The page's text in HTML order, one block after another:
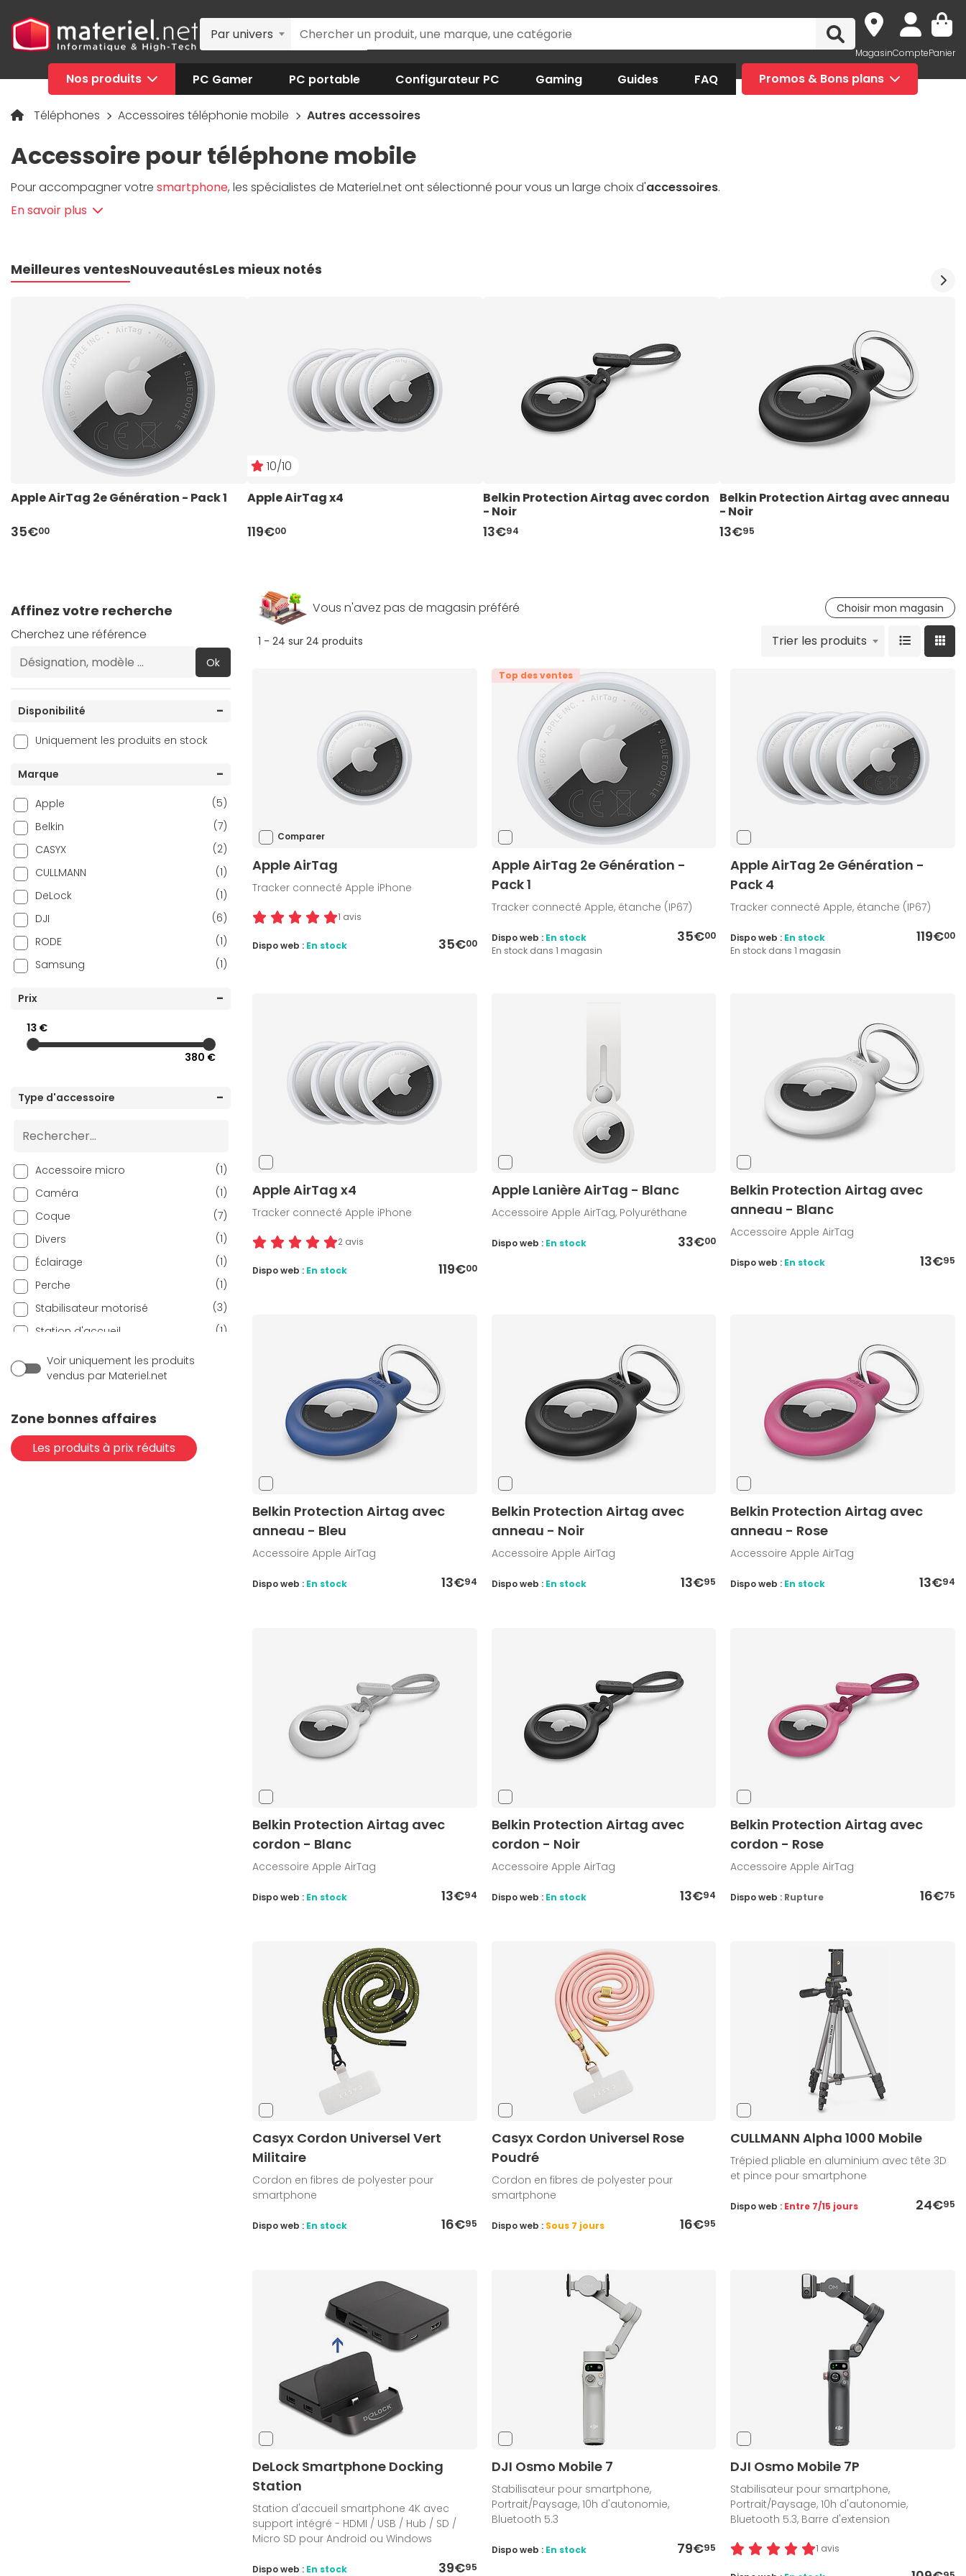
Par univers
MagasinComptePanier
Nos produits PC Gamer PC portable Configurateur PC Gaming Guides FAQ Promos & Bons plans
Téléphones Accessoires téléphonie mobile Autres accessoires
Accessoire pour téléphone mobile
Pour accompagner votre smartphone, les spécialistes de Materiel.net ont sélectionné pour vous un large choix d'accessoires.
En savoir plus
Meilleures ventesNouveautésLes mieux notés
Apple AirTag 2e Génération - Pack 1
35€00
10/10
Apple AirTag x4
119€00
Belkin Protection Airtag avec cordon
- Noir
13€94
Belkin Protection Airtag avec anneau
- Noir
13€95
Affinez votre recherche
Cherchez une référence
Ok
Disponibilité
Uniquement les produits en stock
Marque
Apple
(5)
Belkin
(7)
CASYX
(2)
CULLMANN
(1)
DeLock
(1)
DJI
(6)
RODE
(1)
Samsung
(1)
Prix
13 €
380 €
Type d'accessoire
Accessoire micro
(1)
Caméra
(1)
Coque
(7)
Divers
(1)
Éclairage
(1)
Perche
(1)
Stabilisateur motorisé
(3)
Station d'accueil
(1)
Support
Tracker
Voir uniquement les produits
vendus par Materiel.net
Zone bonnes affaires
Les produits à prix réduits
Vous n'avez pas de magasin préféré Choisir mon magasin
1 - 24 sur 24 produits Trier les produits
Comparer
Apple AirTag
Tracker connecté Apple iPhone
1 avis
35€00
Dispo web : En stock
Top des ventes
Apple AirTag 2e Génération -
Pack 1
Tracker connecté Apple, étanche (IP67)
35€00
Dispo web : En stock
En stock dans 1 magasin
Apple AirTag 2e Génération -
Pack 4
Tracker connecté Apple, étanche (IP67)
119€00
Dispo web : En stock
En stock dans 1 magasin
Apple AirTag x4
Tracker connecté Apple iPhone
2 avis
119€00
Dispo web : En stock
Apple Lanière AirTag - Blanc
Accessoire Apple AirTag, Polyuréthane
33€00
Dispo web : En stock
Belkin Protection Airtag avec
anneau - Blanc
Accessoire Apple AirTag
13€95
Dispo web : En stock
Belkin Protection Airtag avec
anneau - Bleu
Accessoire Apple AirTag
13€94
Dispo web : En stock
Belkin Protection Airtag avec
anneau - Noir
Accessoire Apple AirTag
13€95
Dispo web : En stock
Belkin Protection Airtag avec
anneau - Rose
Accessoire Apple AirTag
13€94
Dispo web : En stock
Belkin Protection Airtag avec
cordon - Blanc
Accessoire Apple AirTag
13€94
Dispo web : En stock
Belkin Protection Airtag avec
cordon - Noir
Accessoire Apple AirTag
13€94
Dispo web : En stock
Belkin Protection Airtag avec
cordon - Rose
Accessoire Apple AirTag
16€75
Dispo web : Rupture
Casyx Cordon Universel Vert
Militaire
Cordon en fibres de polyester pour
smartphone
16€95
Dispo web : En stock
Casyx Cordon Universel Rose
Poudré
Cordon en fibres de polyester pour
smartphone
16€95
Dispo web : Sous 7 jours
CULLMANN Alpha 1000 Mobile
Trépied pliable en aluminium avec tête 3D
et pince pour smartphone
24€95
Dispo web : Entre 7/15 jours
DeLock Smartphone Docking
Station
Station d'accueil smartphone 4K avec
support intégré - HDMI / USB / Hub / SD /
Micro SD pour Android ou Windows
39€95
Dispo web : En stock
DJI Osmo Mobile 7
Stabilisateur pour smartphone,
Portrait/Paysage, 10h d'autonomie,
Bluetooth 5.3
79€95
Dispo web : En stock
DJI Osmo Mobile 7P
Stabilisateur pour smartphone,
Portrait/Paysage, 10h d'autonomie,
Bluetooth 5.3, Barre d'extension
1 avis